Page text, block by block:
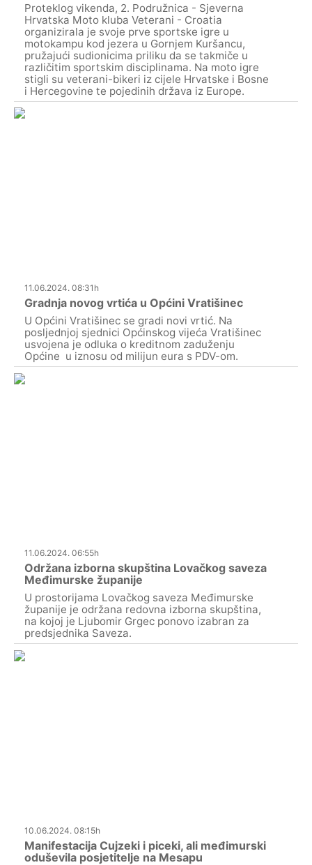
Proteklog vikenda, 2. Podružnica - Sjeverna
Hrvatska Moto kluba Veterani - Croatia
organizirala je svoje prve sportske igre u
motokampu kod jezera u Gornjem Kuršancu,
pružajući sudionicima priliku da se takmiče u
različitim sportskim disciplinama. Na moto igre
stigli su veterani-bikeri iz cijele Hrvatske i Bosne
i Hercegovine te pojedinih država iz Europe.
11.06.2024. 08:31h
Gradnja novog vrtića u Općini Vratišinec
U Općini Vratišinec se gradi novi vrtić. Na
posljednjoj sjednici Općinskog vijeća Vratišinec
usvojena je odluka o kreditnom zaduženju
Općine u iznosu od milijun eura s PDV-om.
11.06.2024. 06:55h
Održana izborna skupština Lovačkog saveza
Međimurske županije
U prostorijama Lovačkog saveza Međimurske
županije je održana redovna izborna skupština,
na kojoj je Ljubomir Grgec ponovo izabran za
predsjednika Saveza.
10.06.2024. 08:15h
Manifestacija Cujzeki i piceki, ali međimurski
oduševila posjetitelje na Mesapu